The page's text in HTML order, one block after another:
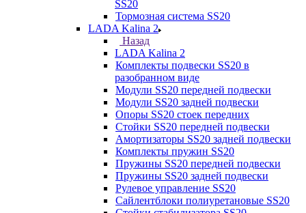
SS20
Тормозная система SS20
LADA Kalina 2
Назад
LADA Kalina 2
Комплекты подвески SS20 в
разобранном виде
Модули SS20 передней подвески
Модули SS20 задней подвески
Опоры SS20 стоек передних
Стойки SS20 передней подвески
Амортизаторы SS20 задней подвески
Комплекты пружин SS20
Пружины SS20 передней подвески
Пружины SS20 задней подвески
Рулевое управление SS20
Сайлентблоки полиуретановые SS20